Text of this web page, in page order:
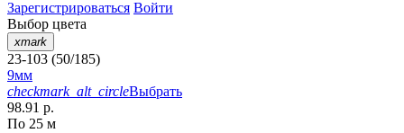
Зарегистрироваться Войти
Выбор цвета
xmark
23-103 (50/185)
9мм
checkmark_alt_circleВыбрать
98.91 р.
По 25 м